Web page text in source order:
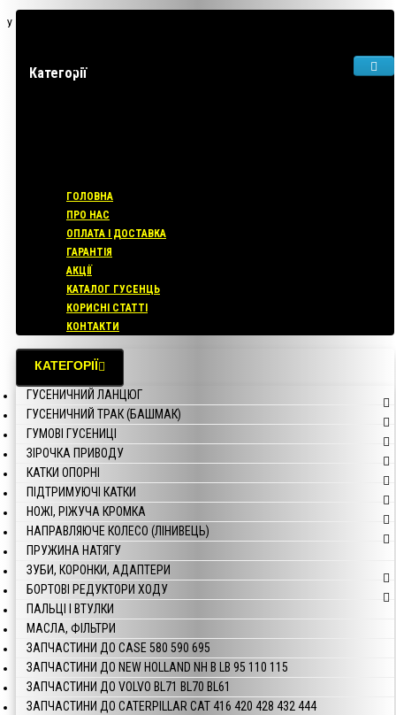
У кошику порожньо!
Категорії
ГОЛОВНА
ПРО НАС
ОПЛАТА І ДОСТАВКА
ГАРАНТІЯ
АКЦІЇ
КАТАЛОГ ГУСЕНЦЬ
КОРИСНІ СТАТТІ
КОНТАКТИ
КАТЕГОРІЇ
ГУСЕНИЧНИЙ ЛАНЦЮГ
ГУСЕНИЧНИЙ ТРАК (БАШМАК)
ГУМОВІ ГУСЕНИЦІ
ЗІРОЧКА ПРИВОДУ
КАТКИ ОПОРНІ
ПІДТРИМУЮЧІ КАТКИ
НОЖІ, РІЖУЧА КРОМКА
НАПРАВЛЯЮЧЕ КОЛЕСО (ЛІНИВЕЦЬ)
ПРУЖИНА НАТЯГУ
ЗУБИ, КОРОНКИ, АДАПТЕРИ
БОРТОВІ РЕДУКТОРИ ХОДУ
ПАЛЬЦІ І ВТУЛКИ
МАСЛА, ФІЛЬТРИ
ЗАПЧАСТИНИ ДО CASE 580 590 695
ЗАПЧАСТИНИ ДО NEW HOLLAND NH B LB 95 110 115
ЗАПЧАСТИНИ ДО VOLVO BL71 BL70 BL61
ЗАПЧАСТИНИ ДО CATERPILLAR CAT 416 420 428 432 444